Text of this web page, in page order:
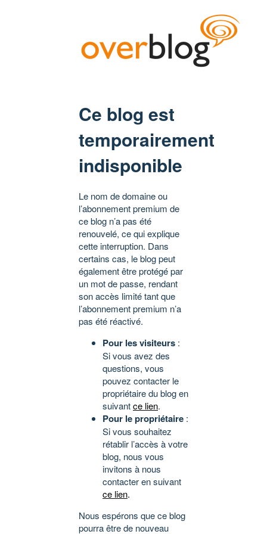
Ce blog est
temporairement
indisponible
Le nom de domaine ou
l’abonnement premium de
ce blog n’a pas été
renouvelé, ce qui explique
cette interruption. Dans
certains cas, le blog peut
également être protégé par
un mot de passe, rendant
son accès limité tant que
l’abonnement premium n’a
pas été réactivé.
Pour les visiteurs :
Si vous avez des
questions, vous
pouvez contacter le
propriétaire du blog en
suivantce lien.
Pour le propriétaire :
Si vous souhaitez
rétablir l’accès à votre
blog, nous vous
invitons à nous
contacter en suivant
ce lien.
Nous espérons que ce blog
pourra être de nouveau